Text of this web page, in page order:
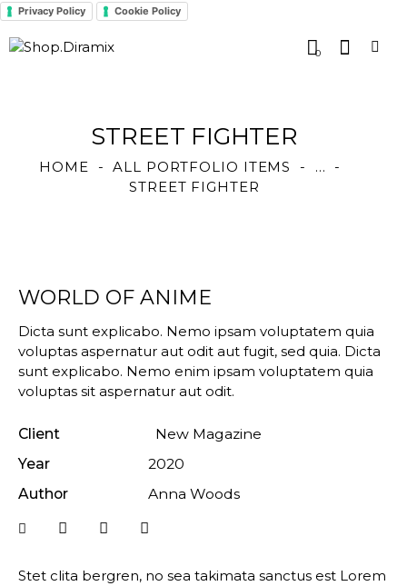
Privacy Policy Cookie Policy
0
STREET FIGHTER
HOME ALL PORTFOLIO ITEMS
...
STREET FIGHTER
WORLD OF ANIME
Dicta sunt explicabo. Nemo ipsam voluptatem quia
voluptas aspernatur aut odit aut fugit, sed quia. Dicta
sunt explicabo. Nemo enim ipsam voluptatem quia
voluptas sit aspernatur aut odit.
Client
New Magazine
Year
2020
Author
Anna Woods
Stet clita bergren, no sea takimata sanctus est Lorem